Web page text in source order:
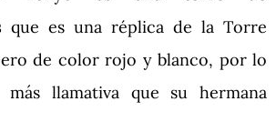
que es una réplica de la Torre
de color rojo y blanco, por lo
llamativa que su hermana